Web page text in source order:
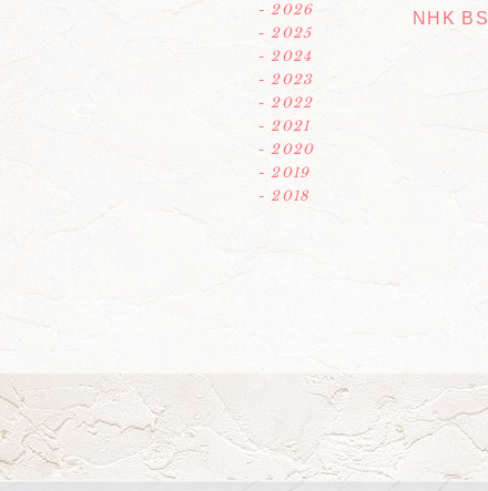
NHK
- 2026
- 2025
- 2024
- 2023
- 2022
- 2021
- 2020
- 2019
- 2018